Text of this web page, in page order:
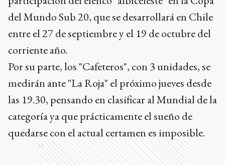
las 19.30, pensando en clasificar al Mundial de la
categoría ya que prácticamente el sueño de
quedarse con el actual certamen es imposible.
Ads